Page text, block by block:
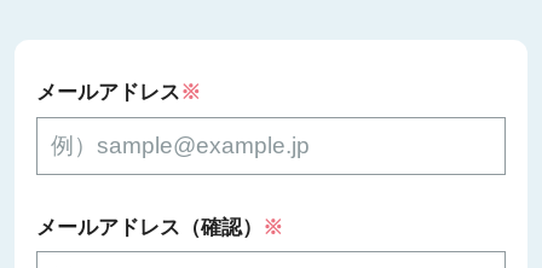
メールアドレス※
メールアドレス（確認） ※